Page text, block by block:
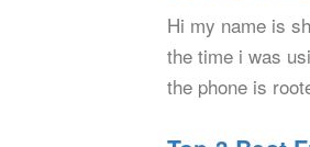
Hi my name is
the time i was
the phone is